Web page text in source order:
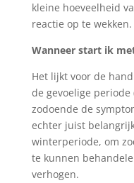
kleine hoeveelheid
reactie op te wekken.
Wanneer start ik
Het lijkt voor de
de gevoelige
zodoende de
echter juist
winterperiode, om
te kunnen
verhogen.